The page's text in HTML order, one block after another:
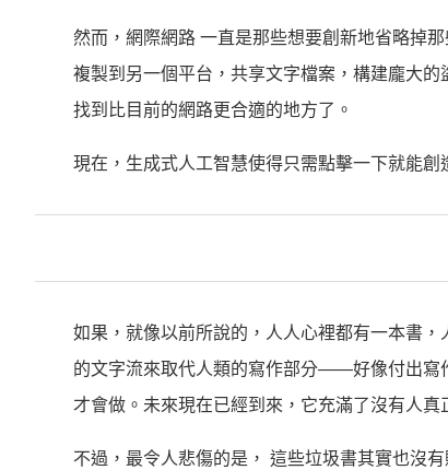
然而，網際網路 一直是那些想要創新地省略掉
複製到另一個平台，共享文字檔案，構建龐大
找到比目前的網路更合適的地方了。
現在，生成式人工智慧使得只需點擊一下就能創
如果，就像以前所說的，人人心裡都有一本書
的文字流來取代人類的寫作部分——好像付出寫
才會做。未來現在已經到來，它充滿了沒有人真
不過，最令人悲傷的是， 這些垃圾書其實也沒